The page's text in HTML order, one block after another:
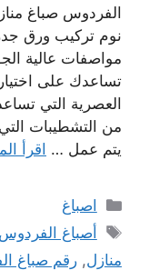
الفردوس صباغ
نوم تركيب ورق
مواصفات عالية
تساعدك على
العصرية التي
من التشطيبات
يتم عمل … اقرأ
التصنيفات
اصباغ
الوسوم
أصباغ الفردوس
منازل, رقم صباغ